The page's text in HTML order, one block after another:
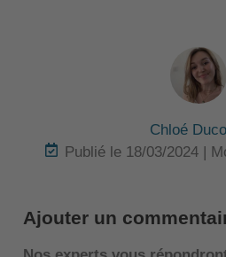
Chloé
Publié le 18/03/2024 |
Ajouter un